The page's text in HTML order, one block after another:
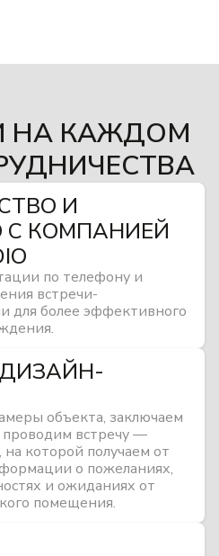
НА КАЖДОМ
И
КОМПАНИЕЙ
по телефону и
встречи-
для более эффективного
объекта, заключаем
встречу —
которой получаем от
о пожеланиях,
и ожиданиях от
помещения.